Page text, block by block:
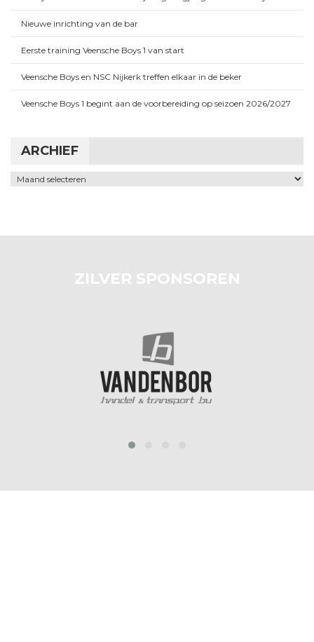
Nieuwe inrichting van de bar
Eerste training Veensche Boys 1 van start
Veensche Boys en NSC Nijkerk treffen elkaar in de beker
Veensche Boys 1 begint aan de voorbereiding op seizoen 2026/2027
ARCHIEF
Archief
ZILVER SPONSOREN
prev